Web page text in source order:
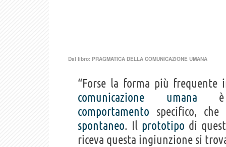
Dal libro: PRAGMATICA DELLA COMUNICAZIONE UMANA
“Forse la forma più
comunicazione
umana è
comportamento specifico,
spontaneo. Il prototipo di
riceva questa ingiunzione si